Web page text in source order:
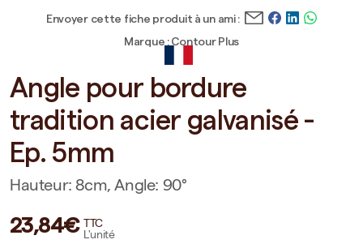
Marque : Contour Plus
Envoyer cette fiche produit à un ami :
Angle pour bordure
tradition acier galvanisé -
Ep. 5mm
Hauteur: 8cm, Angle: 90°
23,84€ TTC
L'unité